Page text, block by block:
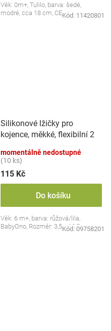
Věk: 0m+, Tulilo, barva: šedé,
modré, cca 18 cm, CEKód: 11420801
Silikonové lžičky pro
kojence, měkké, flexibilní 2
momentálně nedostupné
(10 ks)
115 Kč
Do košíku
Věk: 6 m+, barva: růžová/lila,
BabyOno, Rozměr: 3,5 x 10,5 cm
Kód: 09758201